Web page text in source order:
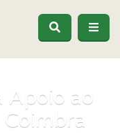
Apoio ao